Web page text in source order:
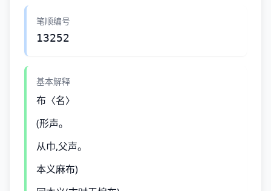
笔顺编号
13252
基本解释
布〈名〉
(形声。
从巾,父声。
本义麻布)